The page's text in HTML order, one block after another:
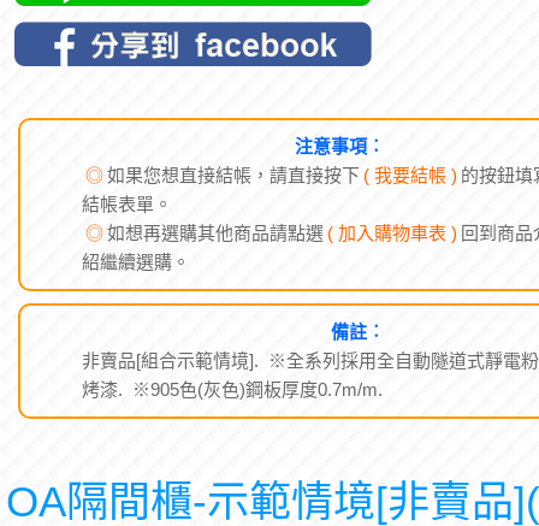
注意事項︰
◎如果您想直接結帳，請直接按下 ( 我要結帳 ) 的按鈕填
結帳表單。
◎如想再選購其他商品請點選 ( 加入購物車表 ) 回到商品
紹繼續選購。
備註︰
非賣品[組合示範情境]. ※全系列採用全自動隧道式靜電
烤漆. ※905色(灰色)鋼板厚度0.7m/m.
OA隔間櫃-示範情境[非賣品